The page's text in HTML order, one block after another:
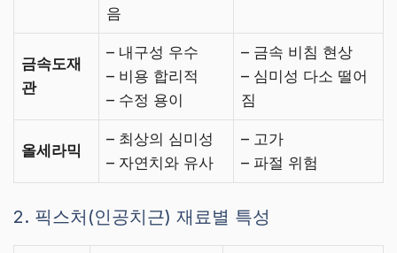
음
금속도재
관
– 내구성 우수
– 비용 합리적
– 수정 용이
– 금속 비침 현상
– 심미성 다소 떨어
짐
올세라믹
– 최상의 심미성
– 자연치와 유사
– 고가
– 파절 위험
2. 픽스처(인공치근) 재료별 특성